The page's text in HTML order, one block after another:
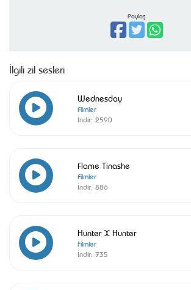
Paylaş
İlgili zil sesleri
Wednesday
Filmler
İndir: 2590
Flame Tinashe
Filmler
İndir: 886
Hunter X Hunter
Filmler
İndir: 735